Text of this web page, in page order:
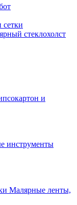
сетки
стеклохолст
и
инструменты
Малярные ленты,